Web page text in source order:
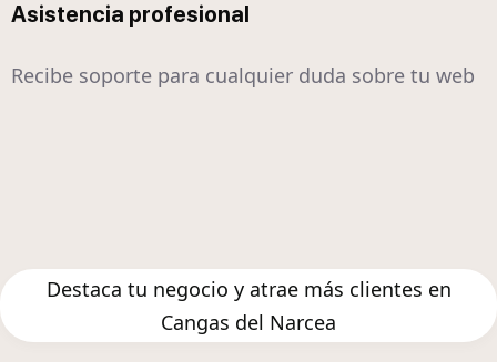
Asistencia profesional
Recibe soporte para cualquier duda sobre tu web
Destaca tu negocio y atrae más clientes en
Cangas del Narcea